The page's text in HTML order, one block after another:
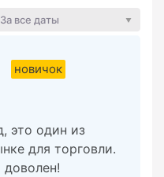
За все даты
новичок
это один из
для торговли.